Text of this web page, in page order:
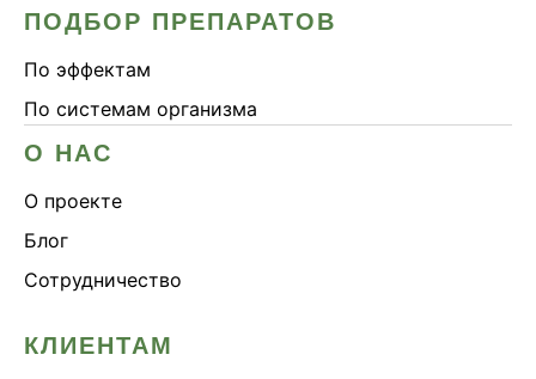
ПОДБОР ПРЕПАРАТОВ
По эффектам
По системам организма
О НАС
О проекте
Блог
Сотрудничество
КЛИЕНТАМ